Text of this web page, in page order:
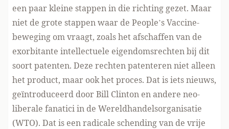
een paar kleine stappen in die richting gezet. Maar
niet de grote stappen waar de People’s Vaccine-
beweging om vraagt, zoals het afschaffen van de
exorbitante intellectuele eigendomsrechten bij dit
soort patenten. Deze rechten patenteren niet alleen
het product, maar ook het proces. Dat is iets nieuws,
geïntroduceerd door Bill Clinton en andere neo-
liberale fanatici in de Wereldhandelsorganisatie
(WTO). Dat is een radicale schending van de vrije